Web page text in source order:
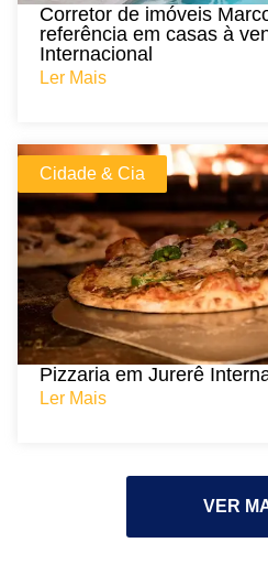
Corretor de imóveis
referência em casas à
Internacional
Ler Mais
Cidade & Cia
Pizzaria em Jurerê
Ler Mais
VER